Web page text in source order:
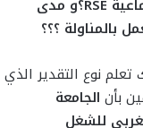
RSE؟و مدى
بالمناولة ؟؟؟
تعلم نوع التقدير الذي
بأن الجامعة
للشغل